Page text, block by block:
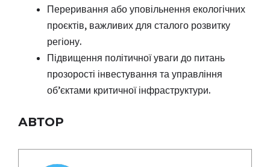
Переривання або уповільнення екологічних
проєктів, важливих для сталого розвитку
регіону.
Підвищення політичної уваги до питань
прозорості інвестування та управління
об’єктами критичної інфраструктури.
АВТОР